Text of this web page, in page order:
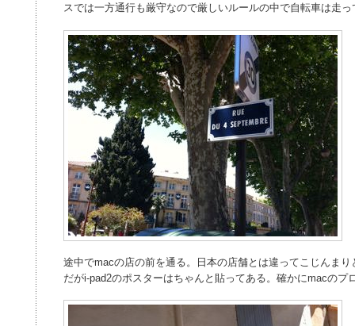
スでは一方通行も厳守なので厳しいルールの中で自転車は走っ
途中でmacの店の前を通る。日本の店舗とは違ってこじんま
だがi-pad2のポスターはちゃんと貼ってある。確かにmacのプ